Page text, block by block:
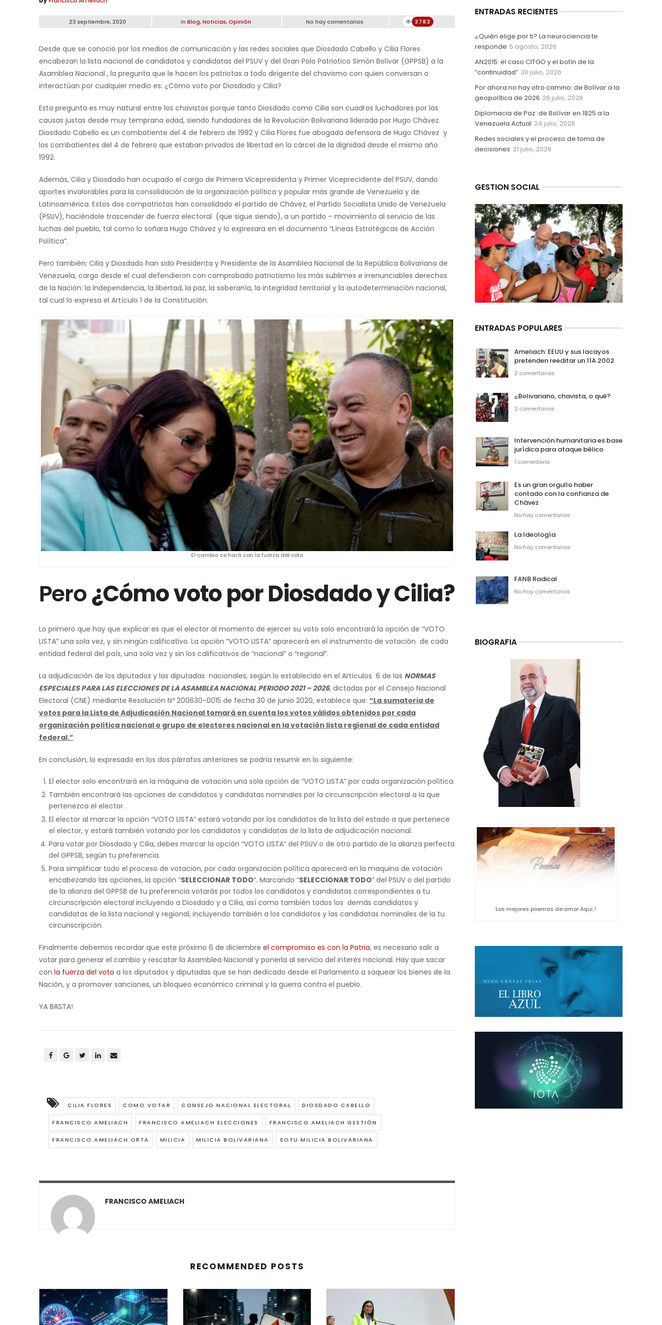
23 septiembre, 2020 in Blog,Noticias,Opinión No hay comentarios 3783
Desde que se conoció por los medios de comunicación y las redes sociales que Diosdado Cabello y Cilia Flores
encabezan la lista nacional de candidatos y candidatas del PSUV y del Gran Polo Patriotico Simón Bolívar (GPPSB) a la
Asamblea Nacional , la pregunta que le hacen los patriotas a todo dirigente del chavismo con quien conversan o
interactúan por cualquier medio es: ¿Cómo voto por Diosdado y Cilia?
Esta pregunta es muy natural entre los chavistas porque tanto Diosdado como Cilia son cuadros luchadores por las
causas justas desde muy temprana edad, siendo fundadores de la Revolución Bolivariana liderada por Hugo Chávez.
Diosdado Cabello es un combatiente del 4 de febrero de 1992 y Cilia Flores fue abogada defensora de Hugo Chávez y
los combatientes del 4 de febrero que estaban privados de libertad en la cárcel de la dignidad desde el mismo año
1992.
Además, Cilia y Diosdado han ocupado el cargo de Primera Vicepresidenta y Primer Viceprecidente del PSUV, dando
aportes invalorables para la consolidación de la organización política y popular más grande de Venezuela y de
Latinoamérica. Estos dos compatriotas han consolidado el partido de Chávez, el Partido Socialista Unido de Venezuela
(PSUV), haciéndole trascender de fuerza electoral (que sigue siendo), a un partido – movimiento al servicio de las
luchas del pueblo, tal como lo soñara Hugo Chávez y lo expresara en el documento “Líneas Estratégicas de Acción
Política”.
Pero también; Cilia y Diosdado han sido Presidenta y Presidente de la Asamblea Nacional de la República Bolivariana de
Venezuela, cargo desde el cual defendieron con comprobado patriotismo los más sublimes e irrenunciables derechos
de la Nación: la independencia, la libertad, la paz, la soberanía, la integridad territorial y la autodeterminación nacional,
tal cual lo expresa el Artículo 1 de la Constitución.
El cambio se hará con la fuerza del voto
Pero¿Cómo voto por Diosdado y Cilia?
Lo primero que hay que explicar es que el elector al momento de ejercer su voto solo encontrará la opción de “VOTO
LISTA” una sola vez, y sin ningún calificativo. La opción “VOTO LISTA” aparecerá en el instrumento de votación de cada
entidad federal del país, una sola vez y sin los calificativos de “nacional” o “regional”.
La adjudicación de los diputados y las diputadas nacionales, según lo establecido en el Artículos 6 de las NORMAS
ESPECIALES PARA LAS ELECCIONES DE LA ASAMBLEA NACIONAL PERIODO 2021 – 2026, dictadas por el Consejo Nacional
Electoral (CNE) mediante Resolución Nº 200630-0015 de fecha 30 de junio 2020, establece que: “La sumatoria de
votos para la Lista de Adjudicación Nacional tomará en cuenta los votos válidos obtenidos por cada
organización política nacional o grupo de electores nacional en la votación lista regional de cada entidad
federal.”
En conclusión, lo expresado en los dos párrafos anteriores se podría resumir en lo siguiente:
El elector solo encontrará en la máquina de votación una sola opción de “VOTO LISTA” por cada organización política.
También encontrará las opciones de candidatos y candidatas nominales por la circunscripción electoral a la que
pertenezca el elector.
El elector al marcar la opción “VOTO LISTA” estará votando por los candidatos de la lista del estado a que pertenece
el elector, y estará también votando por los candidatos y candidatas de la lista de adjudicación nacional.
Para votar por Diosdado y Cilia, debes marcar la opción “VOTO LISTA” del PSUV o de otro partido de la alianza perfecta
del GPPSB, según tu preferencia.
Para simplificar todo el proceso de votación, por cada organización política aparecerá en la maquina de votación
encabezando las opciones, la opción “SELECCIONAR TODO”. Marcando “SELECCIONAR TODO” del PSUV o del partido
de la alianza del GPPSB de tu preferencia votarás por todos los candidatos y candidatas correspondientes a tu
circunscripción electoral incluyendo a Diosdado y a Cilia, así como también todos los demás candidatos y
candidatas de la lista nacional y regional, incluyendo también a los candidatos y las candidatas nominales de la tu
circunscripción.
Finalmente debemos recordar que este próximo 6 de diciembre el compromiso es con la Patria, es necesario salir a
votar para generar el cambio y rescatar la Asamblea Nacional y ponerla al servicio del interés nacional. Hay que sacar
con la fuerza del voto a los diputados y diputadas que se han dedicado desde el Parlamento a saquear los bienes de la
Nación, y a promover sanciones, un bloqueo económico criminal y la guerra contra el pueblo.
YA BASTA!
CILIA FLORES COMO VOTAR CONSEJO NACIONAL ELECTORAL DIOSDADO CABELLO
FRANCISCO AMELIACH FRANCISCO AMELIACH ELECCIONES FRANCISCO AMELIACH GESTIÓN
FRANCISCO AMELIACH ORTA MILICIA MILICIA BOLIVARIANA SOTU MILICIA BOLIVARIANA
FRANCISCO AMELIACH
RECOMMENDED POSTS
ENTRADAS RECIENTES
¿Quién elige por ti? La neurociencia te
responde 5 agosto, 2026
AN2015: el caso CITGO y el botín de la
“continuidad” 30 julio, 2026
Por ahora no hay otro camino: de Bolívar a la
geopolítica de 2026 26 julio, 2026
Diplomacia de Paz: de Bolívar en 1825 a la
Venezuela Actual 24 julio, 2026
Redes sociales y el proceso de toma de
decisiones 21 julio, 2026
GESTION SOCIAL
ENTRADAS POPULARES
Ameliach: EEUU y sus lacayos
pretenden reeditar un 11A 2002
2 comentarios
¿Bolivariano, chavista, o qué?
2 comentarios
Intervención humanitaria es base
jurídica para ataque bélico
1 comentario
Es un gran orgullo haber
contado con la confianza de
Chávez
No hay comentarios
La Ideología
No hay comentarios
FANB Radical
No hay comentarios
BIOGRAFIA
Los mejores poemas de amor Aqui..!